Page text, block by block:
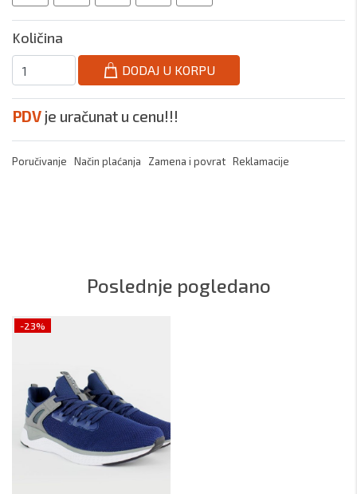
Količina
DODAJ U KORPU
PDV je uračunat u cenu!!!
Poručivanje Način plaćanja Zamena i povrat Reklamacije
Poslednje pogledano
-23%